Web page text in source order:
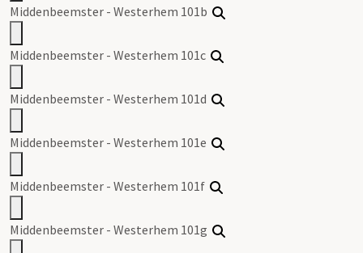
Middenbeemster - Westerhem 101b
Middenbeemster - Westerhem 101c
Middenbeemster - Westerhem 101d
Middenbeemster - Westerhem 101e
Middenbeemster - Westerhem 101f
Middenbeemster - Westerhem 101g